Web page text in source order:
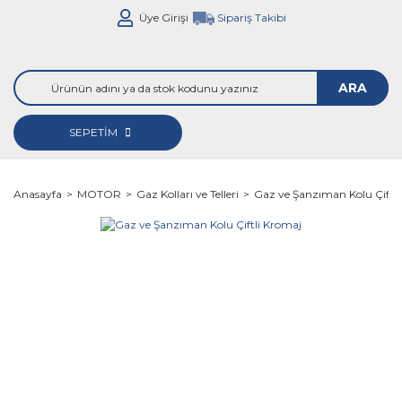
Üye Girişi Sipariş Takibi
ARA
SEPETİM
Anasayfa MOTOR Gaz Kolları ve Telleri Gaz ve Şanzıman Kolu